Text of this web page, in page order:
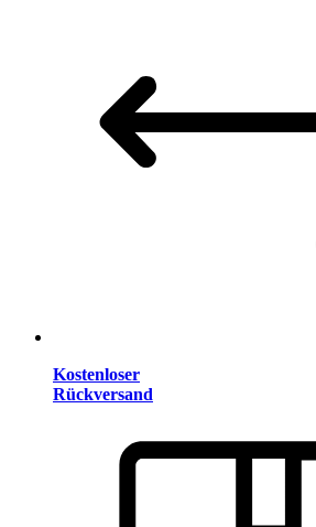
Kostenloser
Rückversand